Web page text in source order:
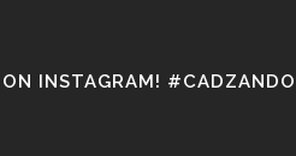
INSTAGRAM!